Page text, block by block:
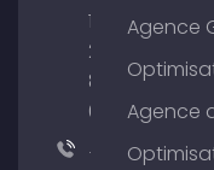
176
204
801
64
+49
Agence
Agence